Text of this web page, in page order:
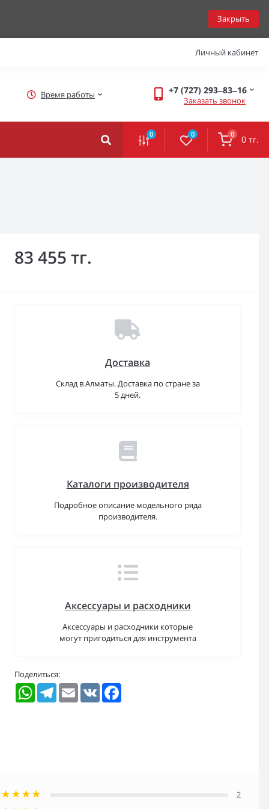
Закрыть
Личный кабинет
Время работы +7 (727) 293‒83‒16
Заказать звонок
0 0 0 0 тг.
83 455 тг.
Доставка
Склад в Алматы. Доставка по стране за
5 дней.
Каталоги производителя
Подробное описание модельного ряда
производителя.
Аксессуары и расходники
Аксессуары и расходники которые
могут пригодиться для инструмента
Поделиться:
WhatsAppTelegramEmail VK
2